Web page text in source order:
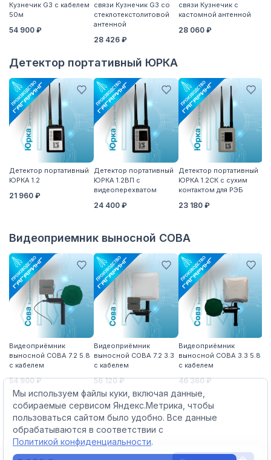
Кузнечик G3 с кабелем
50м
54 900 ₽
связи Кузнечик G3 со
стеклотекстолитовой
антенной
28 426 ₽
связи Кузнечик с
кастомной антенной
28 060 ₽
Детектор портативный ЮРКА
Детектор портативный
ЮРКА 1.2
21 960 ₽
Детектор портативный
ЮРКА 1.2ВП с
видеоперехватом
24 400 ₽
Детектор портативный
ЮРКА 1.2СК с сухим
контактом для РЭБ
23 180 ₽
Видеоприемник выносной СОВА
Видеоприёмник
выносной СОВА 7.2 5.8
с кабелем
54 900 ₽
Видеоприёмник
выносной СОВА 7.2 3.3
с кабелем
56 120 ₽
Видеоприёмник
выносной СОВА 3.3 5.8
с кабелем
46 360 ₽
Мы используем файлы куки, включая данные,
собираемые сервисом Яндекс.Метрика, чтобы
пользоваться сайтом было удобно. Все данные
обрабатываются в соответствии с
Политикой конфиденциальности.